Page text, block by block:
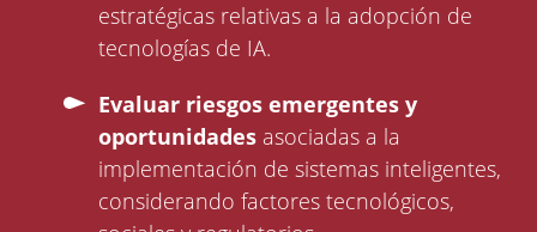
estratégicas relativas a la adopción de
tecnologías de IA.
Evaluar riesgos emergentes y
oportunidades asociadas a la
implementación de sistemas inteligentes,
considerando factores tecnológicos,